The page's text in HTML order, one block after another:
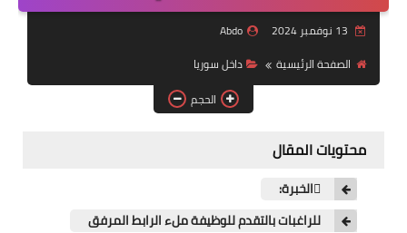
فرص عمل في العراق
فرص عمل في اليمن
Abdo
الصفحة الرئيسية
داخل سوريا
الحجم
محتويات المقال
الخبرة:
للراغبات بالتقدم للوظيفة ملء الرابط المرفق